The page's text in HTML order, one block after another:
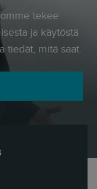
ja käytöstä
tiedät, mitä saat.